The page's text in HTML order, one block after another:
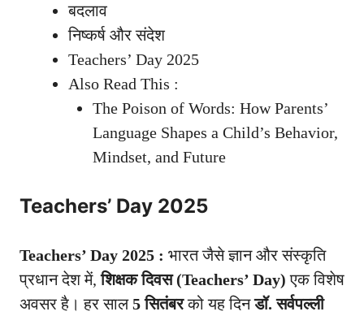
बदलाव
निष्कर्ष और संदेश
Teachers’ Day 2025
Also Read This :
The Poison of Words: How Parents’
Language Shapes a Child’s Behavior,
Mindset, and Future
Teachers’ Day 2025
Teachers’ Day 2025 : भारत जैसे ज्ञान और संस्कृति
प्रधान देश में,शिक्षक दिवस (Teachers’ Day) एक विशेष
अवसर है। हर साल5 सितंबरको यह दिनडॉ. सर्वपल्ली